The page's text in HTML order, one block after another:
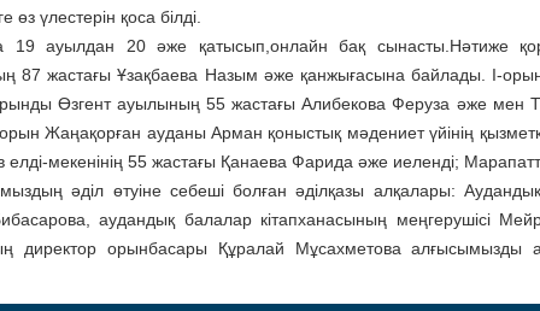
өз үлестерін қоса білді.
19 ауылдан 20 әже қатысып,онлайн бақ сынасты.Нәтиже
87 жастағы Ұзақбаева Назым әже қанжығасына байлады. І-
Өзгент ауылының 55 жастағы Алибекова Феруза әже мен
орын Жаңақорған ауданы Арман қоныстық мәдениет үйінің
елді-мекенінің 55 жастағы Қанаева Фарида әже иеленді;
әділ өтуіне себеші болған әділқазы алқалары:
аудандық балалар кітапханасының меңгерушісі
директор орынбасары Құралай Мұсахметова алғысымызды